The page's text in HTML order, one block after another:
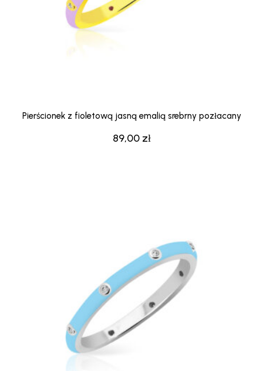
89,00 zł
Pierścionek z fioletową jasną emalią srebrny pozłacany